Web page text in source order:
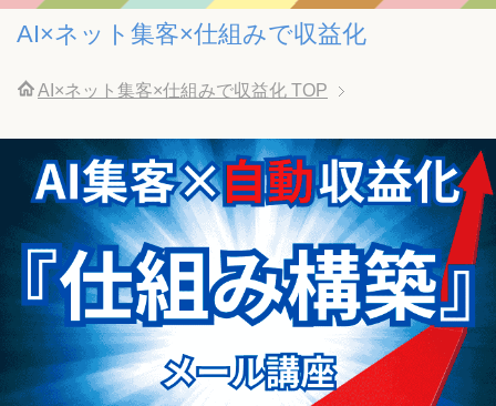
AI×ネット集客×仕組みで収益化
AI×ネット集客×仕組みで収益化 TOP